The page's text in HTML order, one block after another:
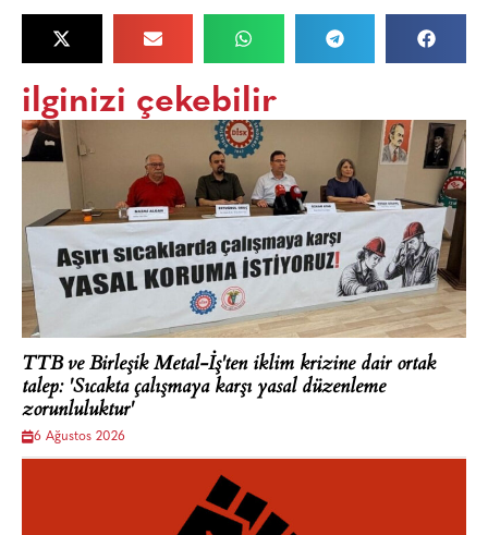
ilginizi çekebilir
TTB ve Birleşik Metal-İş'ten iklim krizine dair ortak
talep: 'Sıcakta çalışmaya karşı yasal düzenleme
zorunluluktur'
6 Ağustos 2026